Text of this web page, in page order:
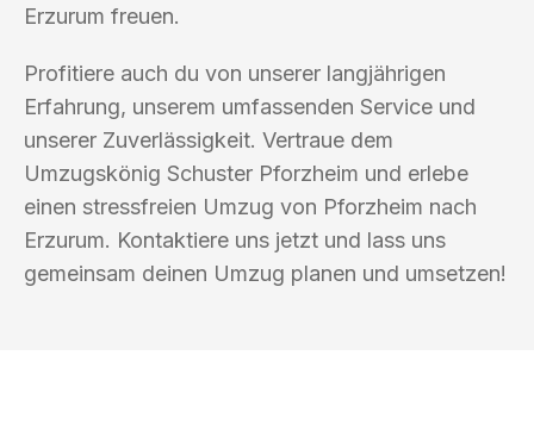
Erzurum freuen.
Profitiere auch du von unserer langjährigen
Erfahrung, unserem umfassenden Service und
unserer Zuverlässigkeit. Vertraue dem
Umzugskönig Schuster Pforzheim und erlebe
einen stressfreien Umzug von Pforzheim nach
Erzurum. Kontaktiere uns jetzt und lass uns
gemeinsam deinen Umzug planen und umsetzen!